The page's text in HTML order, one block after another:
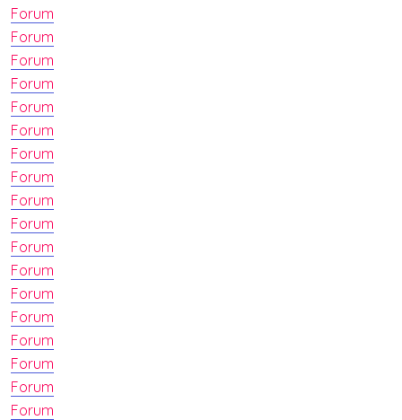
Forum
Forum
Forum
Forum
Forum
Forum
Forum
Forum
Forum
Forum
Forum
Forum
Forum
Forum
Forum
Forum
Forum
Forum